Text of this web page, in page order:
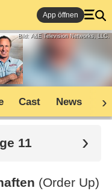
App öffnen
Bild: A&E Television Networks, LLC.
Cast News
11
(Order Up)